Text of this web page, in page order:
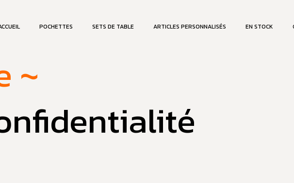
POCHETTES SETS DE TABLE ARTICLES PERSONNALISÉS EN STOCK
~